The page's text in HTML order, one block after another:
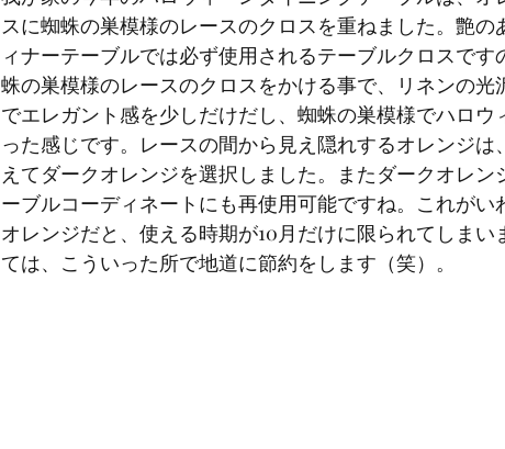
スに蜘蛛の巣模様のレースのクロスを重ねました。艶
ィナーテーブルでは必ず使用されるテーブルクロスで
蛛の巣模様のレースのクロスをかける事で、リネンの
でエレガント感を少しだけだし、蜘蛛の巣模様でハロ
った感じです。レースの間から見え隠れするオレンジ
えてダークオレンジを選択しました。またダークオレン
ーブルコーディネートにも再使用可能ですね。これが
オレンジだと、使える時期が10月だけに限られてしま
ては、こういった所で地道に節約をします（笑）。